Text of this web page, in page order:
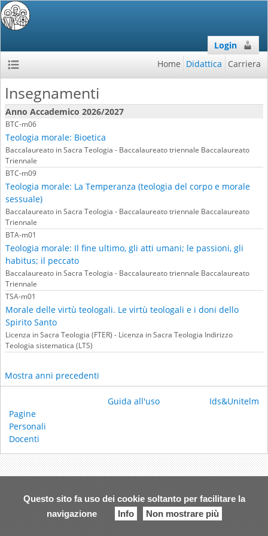
Questo sito fa uso dei cookie soltanto per facilitare la
navigazione
Info Non mostrare più
Login
Home Didattica Carriera
Insegnamenti
Anno Accademico 2026/2027
BTC-m06
Teologia morale: Bioetica
Baccalaureato in Sacra Teologia - Baccalaureato triennale Baccalaureato
Triennale
BTC-m09
Teologia morale: La Temperanza (teologia del corpo e morale
sessuale)
Baccalaureato in Sacra Teologia - Baccalaureato triennale Baccalaureato
Triennale
BTA-m01
Teologia morale: Il fine ultimo, gli atti umani; le passioni, gli
habitus; il peccato
Baccalaureato in Sacra Teologia - Baccalaureato triennale Baccalaureato
Triennale
TSA-m01
Morale delle virtù teologali. Le virtù teologali e i doni dello
Spirito Santo
Licenza in Sacra Teologia (FTER) - Licenza in Sacra Teologia Indirizzo
Teologia sistematica (LTS)
Mostra anni precedenti
Pagine
Personali
Docenti
Guida all'uso Ids&Unitelm